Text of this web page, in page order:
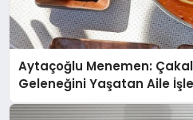
Aytaçoğlu Menemen:
Geleneğini Yaşatan Aile